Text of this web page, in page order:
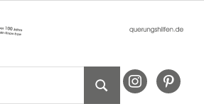
Suchen
instagram